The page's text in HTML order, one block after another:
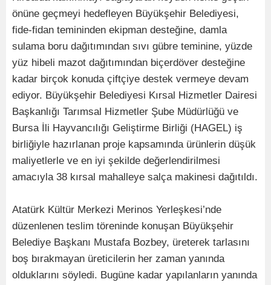
önüne geçmeyi hedefleyen Büyükşehir Belediyesi,
fide-fidan temininden ekipman desteğine, damla
sulama boru dağıtımından sıvı gübre teminine, yüzde
yüz hibeli mazot dağıtımından biçerdöver desteğine
kadar birçok konuda çiftçiye destek vermeye devam
ediyor. Büyükşehir Belediyesi Kırsal Hizmetler Dairesi
Başkanlığı Tarımsal Hizmetler Şube Müdürlüğü ve
Bursa İli Hayvancılığı Geliştirme Birliği (HAGEL) iş
birliğiyle hazırlanan proje kapsamında ürünlerin düşük
maliyetlerle ve en iyi şekilde değerlendirilmesi
amacıyla 38 kırsal mahalleye salça makinesi dağıtıldı.
Atatürk Kültür Merkezi Merinos Yerleşkesi’nde
düzenlenen teslim töreninde konuşan Büyükşehir
Belediye Başkanı Mustafa Bozbey, üreterek tarlasını
boş bırakmayan üreticilerin her zaman yanında
olduklarını söyledi. Bugüne kadar yapılanların yanında